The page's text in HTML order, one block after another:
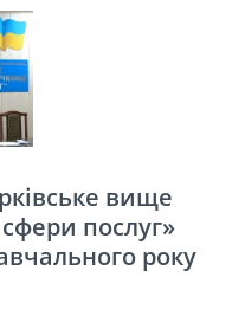
вище
послуг»
року